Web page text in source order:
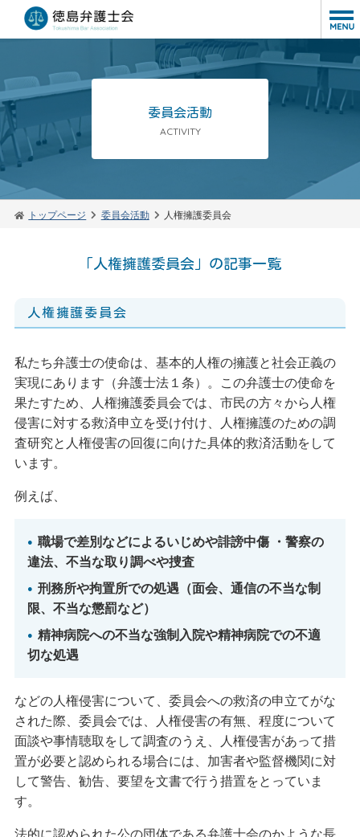
委員会活動
ACTIVITY
トップページ 委員会活動 人権擁護委員会
「人権擁護委員会」の記事一覧
人権擁護委員会
私たち弁護士の使命は、基本的人権の擁護と社会正義の
実現にあります（弁護士法１条）。この弁護士の使命を
果たすため、人権擁護委員会では、市民の方々から人権
侵害に対する救済申立を受け付け、人権擁護のための調
査研究と人権侵害の回復に向けた具体的救済活動をして
います。
例えば、
職場で差別などによるいじめや誹謗中傷 ・警察の
違法、不当な取り調べや捜査
刑務所や拘置所での処遇（面会、通信の不当な制
限、不当な懲罰など）
精神病院への不当な強制入院や精神病院での不適
切な処遇
などの人権侵害について、委員会への救済の申立てがな
された際、委員会では、人権侵害の有無、程度について
面談や事情聴取をして調査のうえ、人権侵害があって措
置が必要と認められる場合には、加害者や監督機関に対
して警告、勧告、要望を文書で行う措置をとっていま
す。
法的に認められた公の団体である弁護士会のかような長